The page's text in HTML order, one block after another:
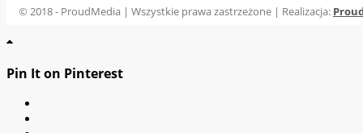
© 2018 - ProudMedia | Wszystkie prawa zastrzeżone | Realizacja:
Pin It on Pinterest